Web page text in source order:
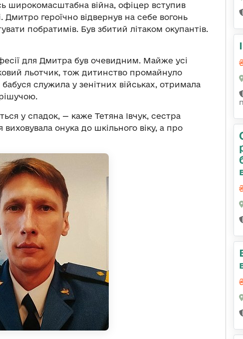
широкомасштабна війна, офіцер вступив
Дмитро героїчно відвернув на себе вогонь
побратимів. Був збитий літаком окупантів.
для Дмитра був очевидним. Майже усі
льотчик, тож дитинство промайнуло
служила у зенітних військах, отримала
у спадок, — каже Тетяна Івчук, сестра
онука до шкільного віку, а про